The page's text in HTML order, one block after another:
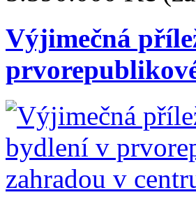
Výjimečná